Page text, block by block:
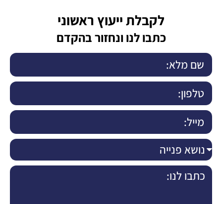
לקבלת ייעוץ ראשוני
כתבו לנו ונחזור בהקדם